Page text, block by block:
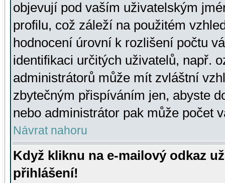
objevují pod vaším uživatelským
profilu, což záleží na použitém
hodnocení úrovní k rozlišení počtu
identifikaci určitých uživatelů, např.
administrátorů může mít zvláštní
zbytečným přispíváním jen, abyste
nebo administrátor pak může počet
Návrat nahoru
Když kliknu na e-mailový odkaz
přihlášení!